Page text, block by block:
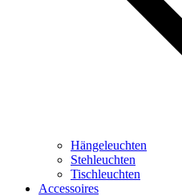
Hängeleuchten
Stehleuchten
Tischleuchten
Accessoires